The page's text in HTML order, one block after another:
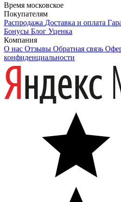
Время московское
Покупателям
Распродажа Доставка и оплата
Бонусы Блог Уценка
Компания
О нас Отзывы Обратная связь
конфиденциальности